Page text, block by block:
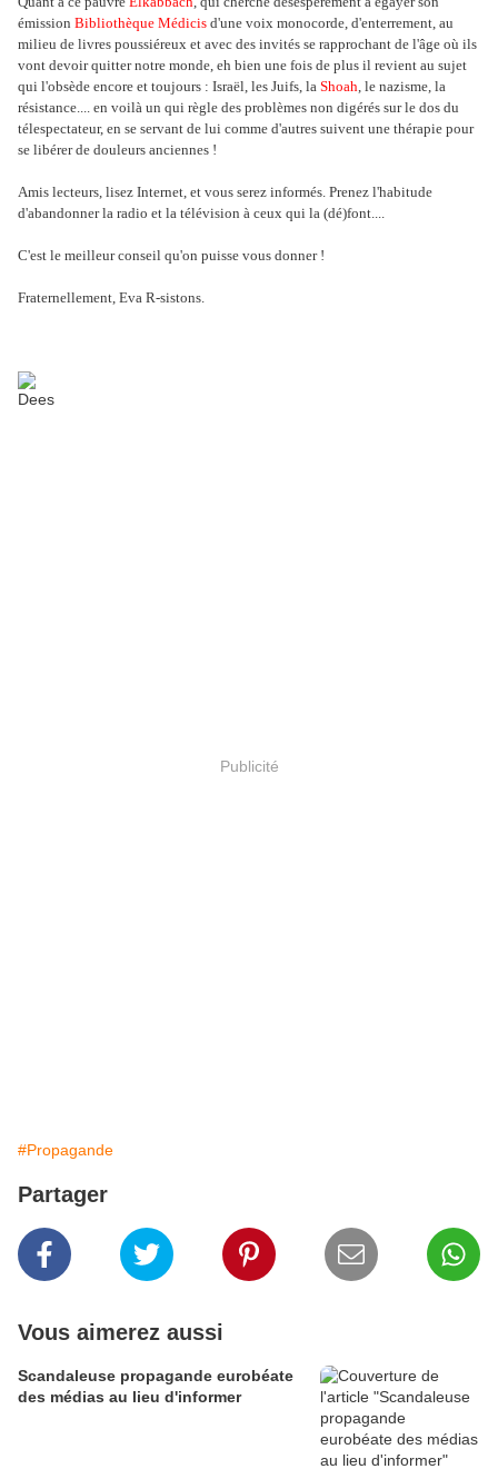
émission Bibliothèque Médicis d'une voix monocorde, d'enterrement, au
milieu de livres poussiéreux et avec des invités se rapprochant de l'âge où ils
vont devoir quitter notre monde, eh bien une fois de plus il revient au sujet
qui l'obsède encore et toujours : Israël, les Juifs, la Shoah, le nazisme, la
résistance.... en voilà un qui règle des problèmes non digérés sur le dos du
télespectateur, en se servant de lui comme d'autres suivent une thérapie pour
se libérer de douleurs anciennes !
Amis lecteurs, lisez Internet, et vous serez informés. Prenez l'habitude
d'abandonner la radio et la télévision à ceux qui la (dé)font....
C'est le meilleur conseil qu'on puisse vous donner !
Fraternellement, Eva R-sistons.
Dees
Publicité
#Propagande
Partager
Vous aimerez aussi
Scandaleuse propagande eurobéate
des médias au lieu d'informer